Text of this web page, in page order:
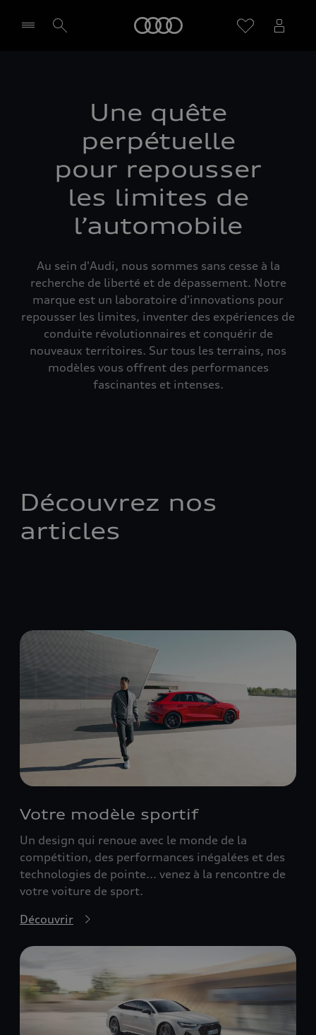
Une quête
perpétuelle
pour repousser
les limites de
l’automobile
Au sein d'Audi, nous sommes sans cesse à la
recherche de liberté et de dépassement. Notre
marque est un laboratoire d'innovations pour
repousser les limites, inventer des expériences de
conduite révolutionnaires et conquérir de
nouveaux territoires. Sur tous les terrains, nos
modèles vous offrent des performances
fascinantes et intenses.
Découvrez nos
articles
Votre modèle sportif
Un design qui renoue avec le monde de la
compétition, des performances inégalées et des
technologies de pointe... venez à la rencontre de
votre voiture de sport.
Découvrir